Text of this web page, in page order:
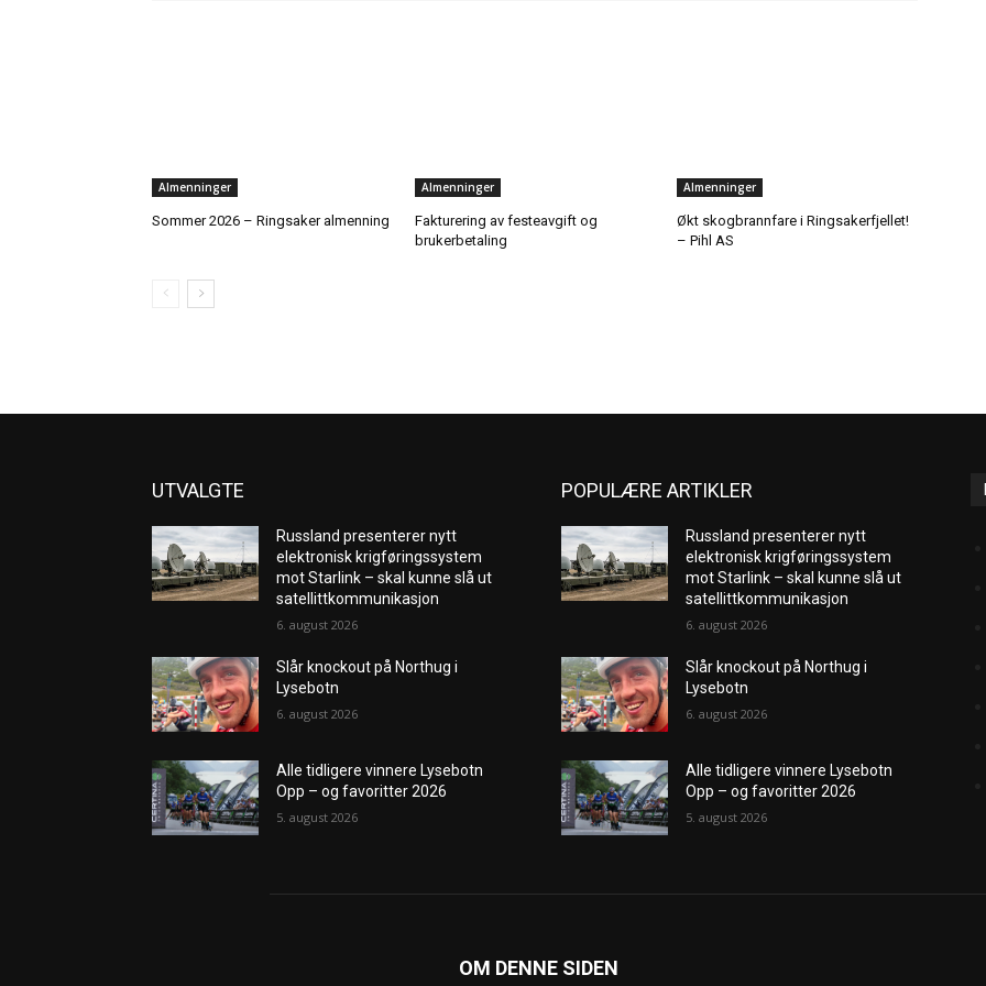
Almenninger
Sommer 2026 – Ringsaker almenning
Almenninger
Fakturering av festeavgift og
brukerbetaling
Almenninger
Økt skogbrannfare i Ringsakerfjellet!
– Pihl AS
UTVALGTE
Russland presenterer nytt
elektronisk krigføringssystem
mot Starlink – skal kunne slå ut
satellittkommunikasjon
6. august 2026
Slår knockout på Northug i
Lysebotn
6. august 2026
Alle tidligere vinnere Lysebotn
Opp – og favoritter 2026
5. august 2026
POPULÆRE ARTIKLER
Russland presenterer nytt
elektronisk krigføringssystem
mot Starlink – skal kunne slå ut
satellittkommunikasjon
6. august 2026
Slår knockout på Northug i
Lysebotn
6. august 2026
Alle tidligere vinnere Lysebotn
Opp – og favoritter 2026
5. august 2026
OM DENNE SIDEN